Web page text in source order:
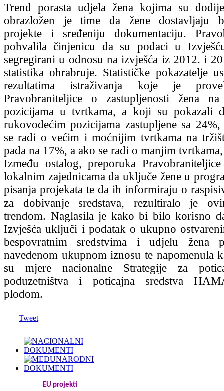
Trend porasta udjela žena kojima su
obrazložen je time da žene dostavljaju
projekte i sređeniju dokumentaciju.
pohvalila činjenicu da su podaci u
segregirani u odnosu na izvješća iz 2012. i
statistika ohrabruje. Statističke pokazatelje
rezultatima istraživanja koje je
Pravobraniteljice o zastupljenosti žena
pozicijama u tvrtkama, a koji su pokazali
rukovodećim pozicijama zastupljene sa
se radi o većim i moćnijim tvrtkama na
pada na 17%, a ako se radi o manjim
Između ostalog, preporuka
lokalnim zajednicama da uključe žene u
pisanja projekata te da ih informiraju o
za dobivanje sredstava, rezultiralo je
trendom. Naglasila je kako bi bilo korisno
Izvješća uključi i podatak o ukupno
bespovratnim sredstvima i udjelu žena
navedenom ukupnom iznosu te napomenula
su mjere nacionalne Strategije za
poduzetništva i poticajna sredstva
plodom.
Tweet
EU projekti